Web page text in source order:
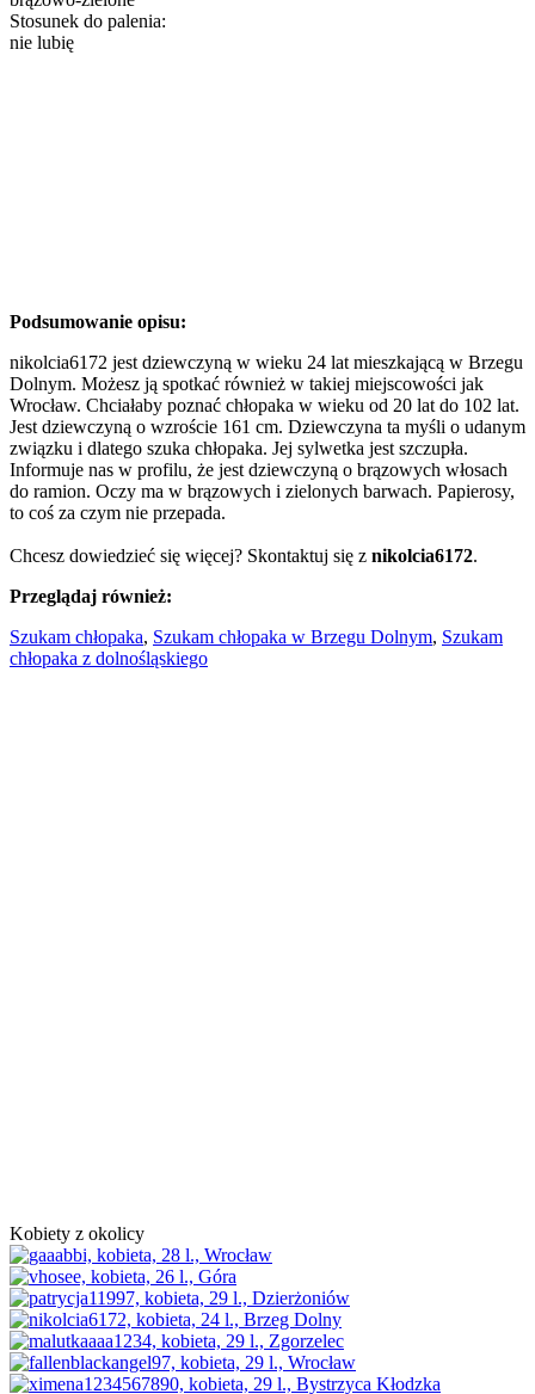
Stosunek do palenia:
nie lubię
Podsumowanie opisu:
nikolcia6172 jest dziewczyną w wieku 24 lat mieszkającą w Brzegu
Dolnym. Możesz ją spotkać również w takiej miejscowości jak
Wrocław. Chciałaby poznać chłopaka w wieku od 20 lat do 102 lat.
Jest dziewczyną o wzroście 161 cm. Dziewczyna ta myśli o udanym
związku i dlatego szuka chłopaka. Jej sylwetka jest szczupła.
Informuje nas w profilu, że jest dziewczyną o brązowych włosach
do ramion. Oczy ma w brązowych i zielonych barwach. Papierosy,
to coś za czym nie przepada.
Chcesz dowiedzieć się więcej? Skontaktuj się z nikolcia6172.
Przeglądaj również:
Szukam chłopaka, Szukam chłopaka w Brzegu Dolnym, Szukam
chłopaka z dolnośląskiego
Kobiety z okolicy